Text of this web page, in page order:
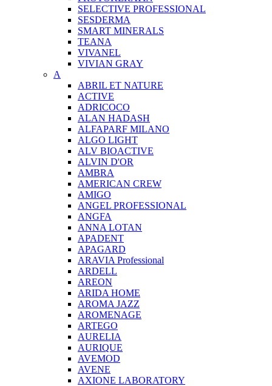
SELECTIVE PROFESSIONAL
SESDERMA
SMART MINERALS
TEANA
VIVANEL
VIVIAN GRAY
A
ABRIL ET NATURE
ACTIVE
ADRICOCO
ALAN HADASH
ALFAPARF MILANO
ALGO LIGHT
ALV BIOACTIVE
ALVIN D'OR
AMBRA
AMERICAN CREW
AMIGO
ANGEL PROFESSIONAL
ANGFA
ANNA LOTAN
APADENT
APAGARD
ARAVIA Professional
ARDELL
AREON
ARIDA HOME
AROMA JAZZ
AROMENAGE
ARTEGO
AURELIA
AURIQUE
AVEMOD
AVENE
AXIONE LABORATORY